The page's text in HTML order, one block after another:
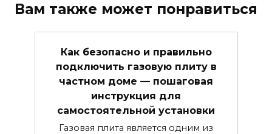
Вам также может понравиться
Как безопасно и правильно
подключить газовую плиту в
частном доме — пошаговая
инструкция для
самостоятельной установки
Газовая плита является одним из